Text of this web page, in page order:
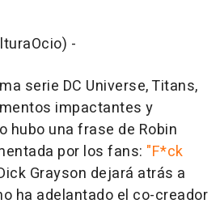
-
serie DC Universe, Titans,
impactantes y
hubo una frase de Robin
por los fans: "F*ck
Grayson dejará atrás a
ha adelantado el co-creador